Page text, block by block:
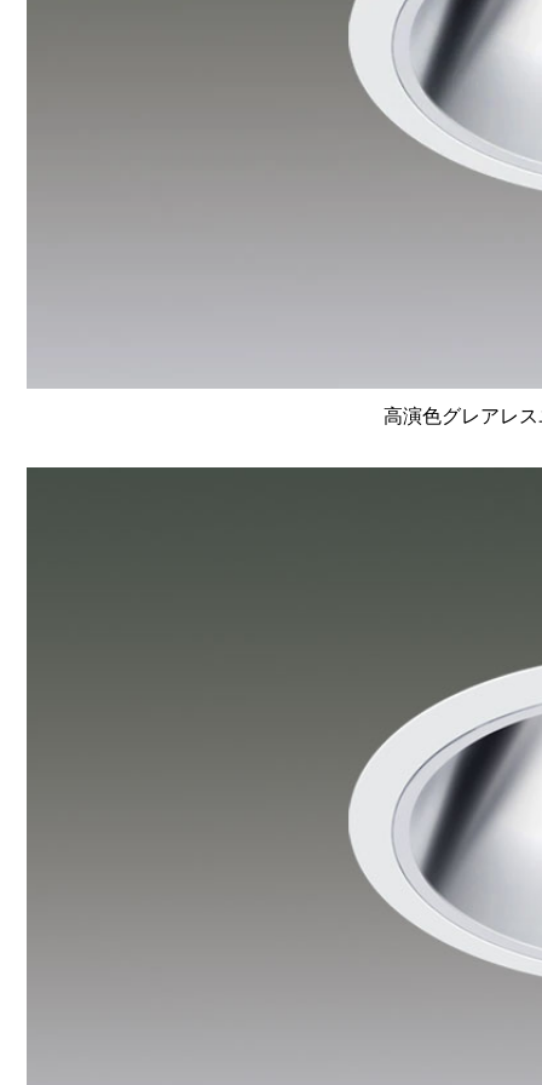
高演色グレアレ